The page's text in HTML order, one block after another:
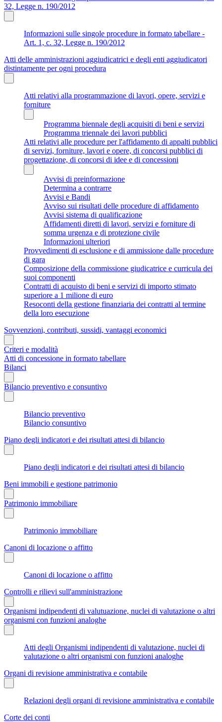
32, Legge n. 190/2012
Informazioni sulle singole procedure in formato tabellare -
Art. 1, c. 32, Legge n. 190/2012
Atti delle amministrazioni aggiudicatrici e degli enti aggiudicatori
distintamente per ogni procedura
Atti relativi alla programmazione di lavori, opere, servizi e
forniture
Programma biennale degli acquisiti di beni e servizi
Programma triennale dei lavori pubblici
Atti relativi alle procedure per l'affidamento di appalti pubblici
di servizi, forniture, lavori e opere, di concorsi pubblici di
progettazione, di concorsi di idee e di concessioni
Avvisi di preinformazione
Determina a contrarre
Avvisi e Bandi
Avviso sui risultati delle procedure di affidamento
Avvisi sistema di qualificazione
Affidamenti diretti di lavori, servizi e forniture di
somma urgenza e di protezione civile
Informazioni ulteriori
Provvedimenti di esclusione e di ammissione dalle procedure
di gara
Composizione della commissione giudicatrice e curricula dei
suoi componenti
Contratti di acquisto di beni e servizi di importo stimato
superiore a 1 milione di euro
Resoconti della gestione finanziaria dei contratti al termine
della loro esecuzione
Sovvenzioni, contributi, sussidi, vantaggi economici
Criteri e modalità
Atti di concessione in formato tabellare
Bilanci
Bilancio preventivo e consuntivo
Bilancio preventivo
Bilancio consuntivo
Piano degli indicatori e dei risultati attesi di bilancio
Piano degli indicatori e dei risultati attesi di bilancio
Beni immobili e gestione patrimonio
Patrimonio immobiliare
Patrimonio immobiliare
Canoni di locazione o affitto
Canoni di locazione o affitto
Controlli e rilievi sull'amministrazione
Organismi indipendenti di valutuazione, nuclei di valutazione o altri
organismi con funzioni analoghe
Atti degli Organismi indipendenti di valutazione, nuclei di
valutazione o altri organismi con funzioni analoghe
Organi di revisione amministrativa e contabile
Relazioni degli organi di revisione amministrativa e contabile
Corte dei conti